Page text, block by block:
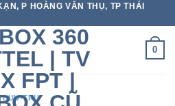
P HOÀNG VĂN THỤ, TP THÁI
0
LUU-TRU